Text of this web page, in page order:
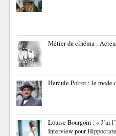
Métier du cinéma :
Hercule Poirot : le mode
Louise Bourgoin : « J’ai
Interview pour Hippocrate